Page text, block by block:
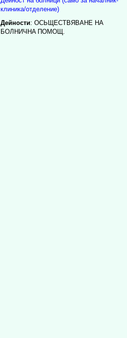
клиника/отделение)
Дейности: OCЬЩECTBЯBAHE HA
БOЛHИЧHA ПOMOЩ.